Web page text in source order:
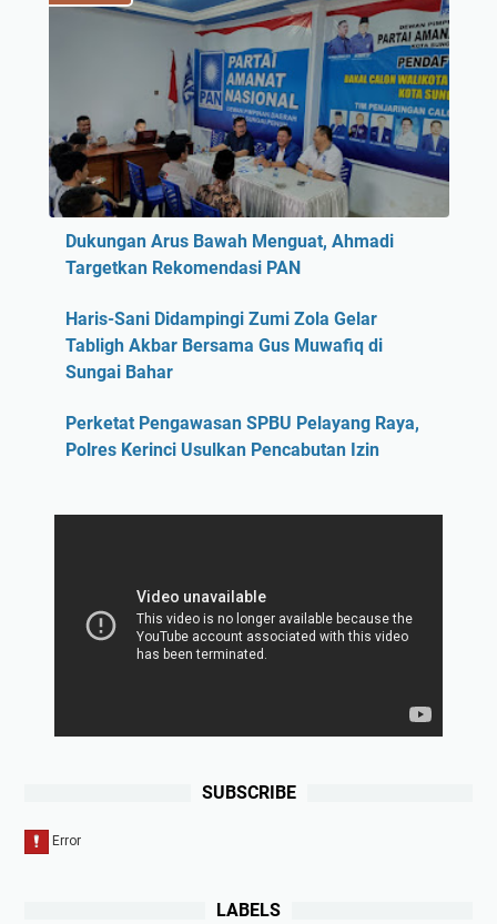
Dukungan Arus Bawah Menguat, Ahmadi
Targetkan Rekomendasi PAN
Haris-Sani Didampingi Zumi Zola Gelar
Tabligh Akbar Bersama Gus Muwafiq di
Sungai Bahar
Perketat Pengawasan SPBU Pelayang Raya,
Polres Kerinci Usulkan Pencabutan Izin
SUBSCRIBE
LABELS